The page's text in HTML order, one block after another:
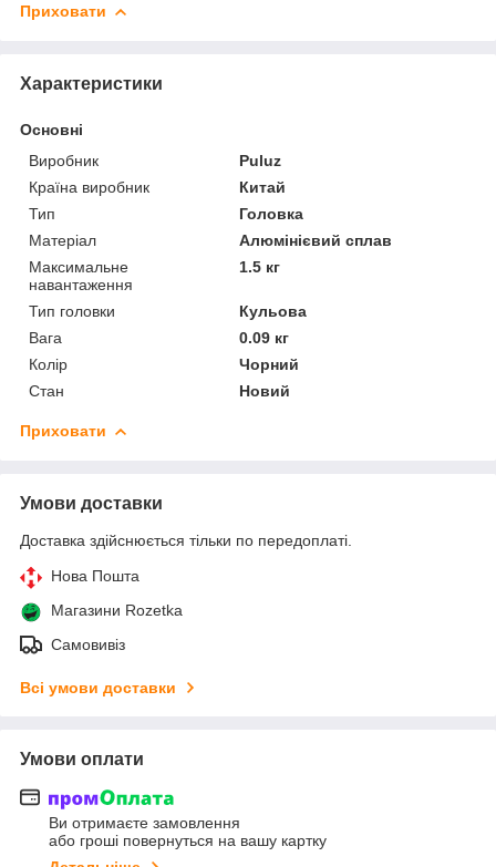
Приховати
Характеристики
Основні
Виробник
Puluz
Країна виробник
Китай
Тип
Головка
Матеріал
Алюмінієвий сплав
Максимальне
навантаження
1.5 кг
Тип головки
Кульова
Вага
0.09 кг
Колір
Чорний
Стан
Новий
Приховати
Умови доставки
Доставка здійснюється тільки по передоплаті.
Нова Пошта
Магазини Rozetka
Самовивіз
Всі умови доставки
Умови оплати
Ви отримаєте замовлення
або гроші повернуться на вашу картку